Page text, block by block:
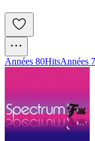
Années 80HitsAnnées